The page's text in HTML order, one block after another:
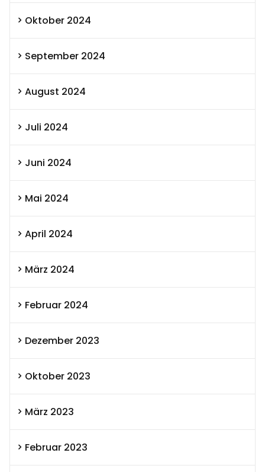
Oktober 2024
September 2024
August 2024
Juli 2024
Juni 2024
Mai 2024
April 2024
März 2024
Februar 2024
Dezember 2023
Oktober 2023
März 2023
Februar 2023